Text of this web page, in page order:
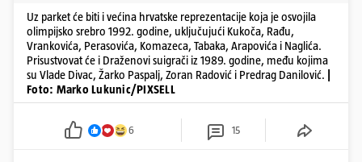
Uz parket će biti i većina hrvatske reprezentacije koja je osvojila
olimpijsko srebro 1992. godine, uključujući Kukoča, Rađu,
Vrankovića, Perasovića, Komazeca, Tabaka, Arapovića i Naglića.
Prisustvovat će i Draženovi suigrači iz 1989. godine, među kojima
su Vlade Divac, Žarko Paspalj, Zoran Radović i Predrag Danilović.
Foto: Marko Lukunic/PIXSELL
6 15